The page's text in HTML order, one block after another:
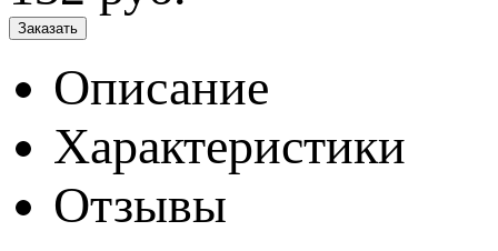
Описание
Характеристики
Отзывы